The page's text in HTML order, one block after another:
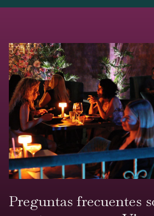
Preguntas frecuentes